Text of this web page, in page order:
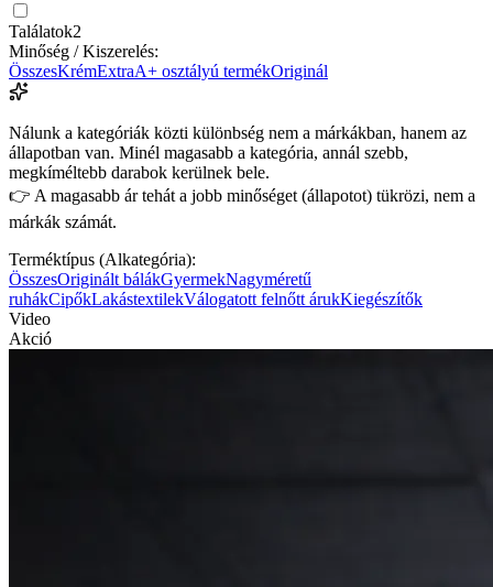
Találatok2
Minőség / Kiszerelés:
ÖsszesKrémExtraA+ osztályú termékOriginál
Nálunk a kategóriák közti különbség nem a márkákban, hanem az
állapotban van. Minél magasabb a kategória, annál szebb,
megkíméltebb darabok kerülnek bele.
👉 A magasabb ár tehát a jobb minőséget (állapotot) tükrözi, nem a
márkák számát.
Terméktípus (Alkategória):
ÖsszesOriginált bálákGyermekNagyméretű
ruhákCipőkLakástextilekVálogatott felnőtt árukKiegészítők
Video
Akció